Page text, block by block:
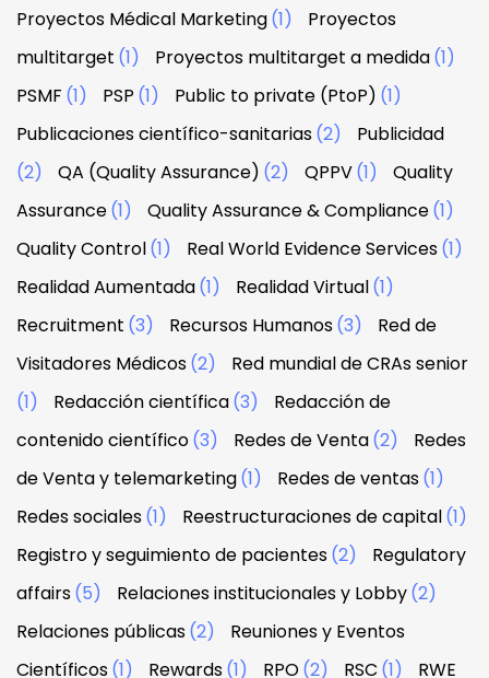
Proyectos Médical Marketing(1)
Proyectos
multitarget (1) Proyectos multitarget a medida(1)
PSMF (1) PSP (1) Public to private (PtoP) (1)
Publicaciones científico-sanitarias(2)
Publicidad
(2)
QA (Quality Assurance) (2) QPPV(1)
Quality
Assurance(1) Quality Assurance & Compliance(1)
Quality Control(1) Real World Evidence Services(1)
Realidad Aumentada(1) Realidad Virtual(1)
Recruitment (3) Recursos Humanos(3)
Red de
Visitadores Médicos(2)
Red mundial de CRAs senior
(1)
Redacción científica(3)
Redacción de
contenido científico(3) Redes de Venta(2)
Redes
de Venta y telemarketing(1) Redes de ventas(1)
Redes sociales(1) Reestructuraciones de capital(1)
Registro y seguimiento de pacientes(2)
Regulatory
affairs(5) Relaciones institucionales y Lobby(2)
Relaciones públicas(2)
Reuniones y Eventos
Científicos(1) Rewards(1) RPO(2) RSC (1)
RWE